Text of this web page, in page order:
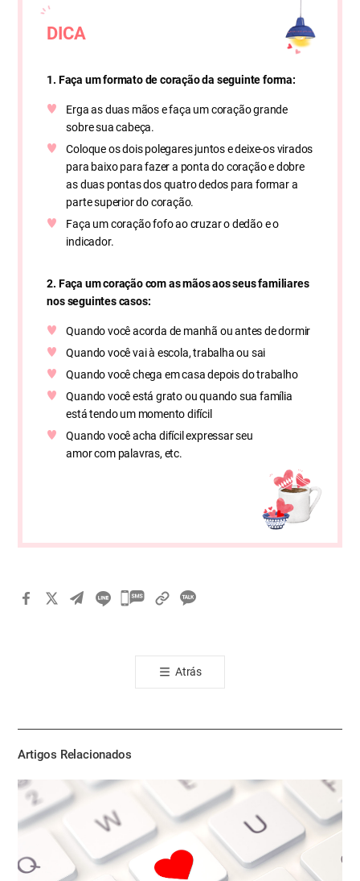
DICA
1. Faça um formato de coração da seguinte forma:
Erga as duas mãos e faça um coração grande
sobre sua cabeça.
Coloque os dois polegares juntos e deixe-os virados
para baixo para fazer a ponta do coração e dobre
as duas pontas dos quatro dedos para formar a
parte superior do coração.
Faça um coração fofo ao cruzar o dedão e o
indicador.
2. Faça um coração com as mãos aos seus familiares
nos seguintes casos:
Quando você acorda de manhã ou antes de dormir
Quando você vai à escola, trabalha ou sai
Quando você chega em casa depois do trabalho
Quando você está grato ou quando sua família
está tendo um momento difícil
Quando você acha difícil expressar seu
amor com palavras, etc.
카
톡
공
기
Atrás
Artigos Relacionados